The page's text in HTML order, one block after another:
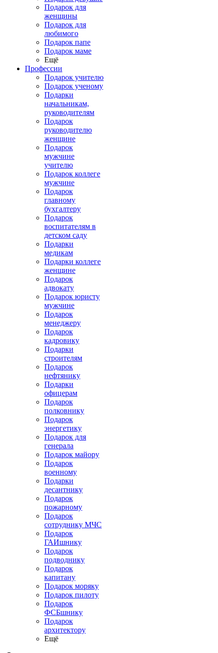
Подарок для
женщины
Подарок для
любимого
Подарок папе
Подарок маме
Ещё
Профессии
Подарок учителю
Подарок ученому
Подарки
начальникам,
руководителям
Подарок
руководителю
женщине
Подарок
мужчине
учителю
Подарок коллеге
мужчине
Подарок
главному
бухгалтеру
Подарок
воспитателям в
детском саду
Подарки
медикам
Подарки коллеге
женщине
Подарок
адвокату
Подарок юристу
мужчине
Подарок
менеджеру
Подарок
кадровику
Подарки
строителям
Подарок
нефтянику
Подарки
офицерам
Подарок
полковнику
Подарок
энергетику
Подарок для
генерала
Подарок майору
Подарок
военному
Подарки
десантнику
Подарок
пожарному
Подарок
сотруднику МЧС
Подарок
ГАИшнику
Подарок
подводнику
Подарок
капитану
Подарок моряку
Подарок пилоту
Подарок
ФСБшнику
Подарок
архитектору
Ещё